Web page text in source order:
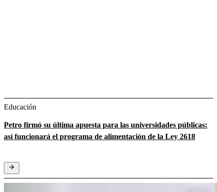
Educación
Petro firmó su última apuesta para las universidades públicas:
así funcionará el programa de alimentación de la Ley 2618